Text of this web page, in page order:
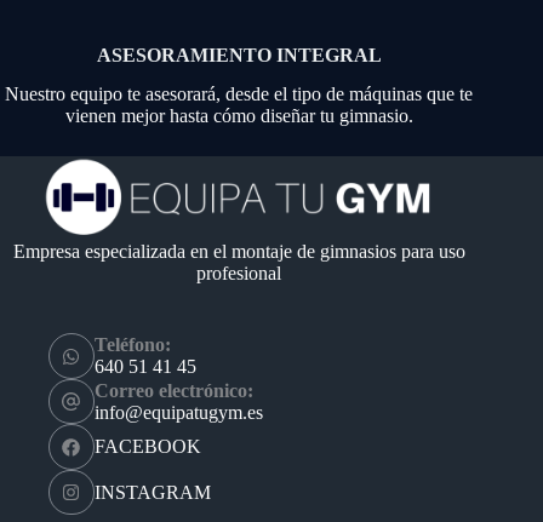
ASESORAMIENTO INTEGRAL
Nuestro equipo te asesorará, desde el tipo de máquinas que te
vienen mejor hasta cómo diseñar tu gimnasio.
Empresa especializada en el montaje de gimnasios para uso
profesional
Teléfono:
640 51 41 45
Correo electrónico:
info@equipatugym.es
FACEBOOK
INSTAGRAM